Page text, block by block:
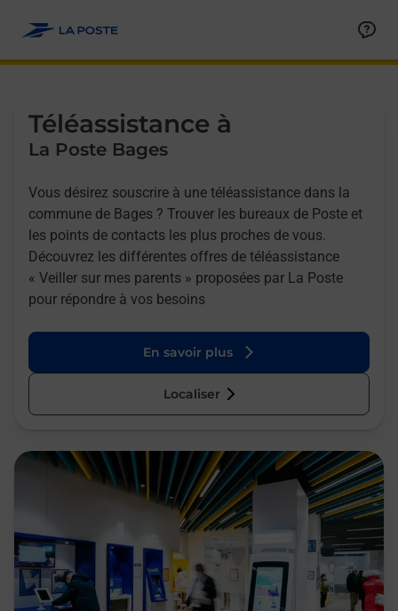
Téléassistance à
La Poste Bages
Vous désirez souscrire à une téléassistance dans la
commune de Bages ? Trouver les bureaux de Poste et
les points de contacts les plus proches de vous.
Découvrez les différentes offres de téléassistance
« Veiller sur mes parents » proposées par La Poste
pour répondre à vos besoins
En savoir plus
Localiser